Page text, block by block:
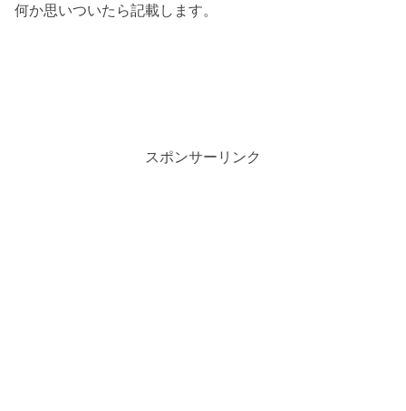
何か思いついたら記載します。
スポンサーリンク